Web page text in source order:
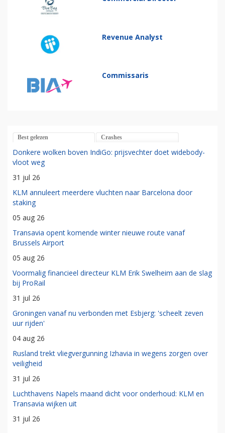
Revenue Analyst
Commissaris
Best gelezen Crashes
Donkere wolken boven IndiGo: prijsvechter doet widebody-
vloot weg
31 jul 26
KLM annuleert meerdere vluchten naar Barcelona door
staking
05 aug 26
Transavia opent komende winter nieuwe route vanaf
Brussels Airport
05 aug 26
Voormalig financieel directeur KLM Erik Swelheim aan de slag
bij ProRail
31 jul 26
Groningen vanaf nu verbonden met Esbjerg: 'scheelt zeven
uur rijden'
04 aug 26
Rusland trekt vliegvergunning Izhavia in wegens zorgen over
veiligheid
31 jul 26
Luchthavens Napels maand dicht voor onderhoud: KLM en
Transavia wijken uit
31 jul 26